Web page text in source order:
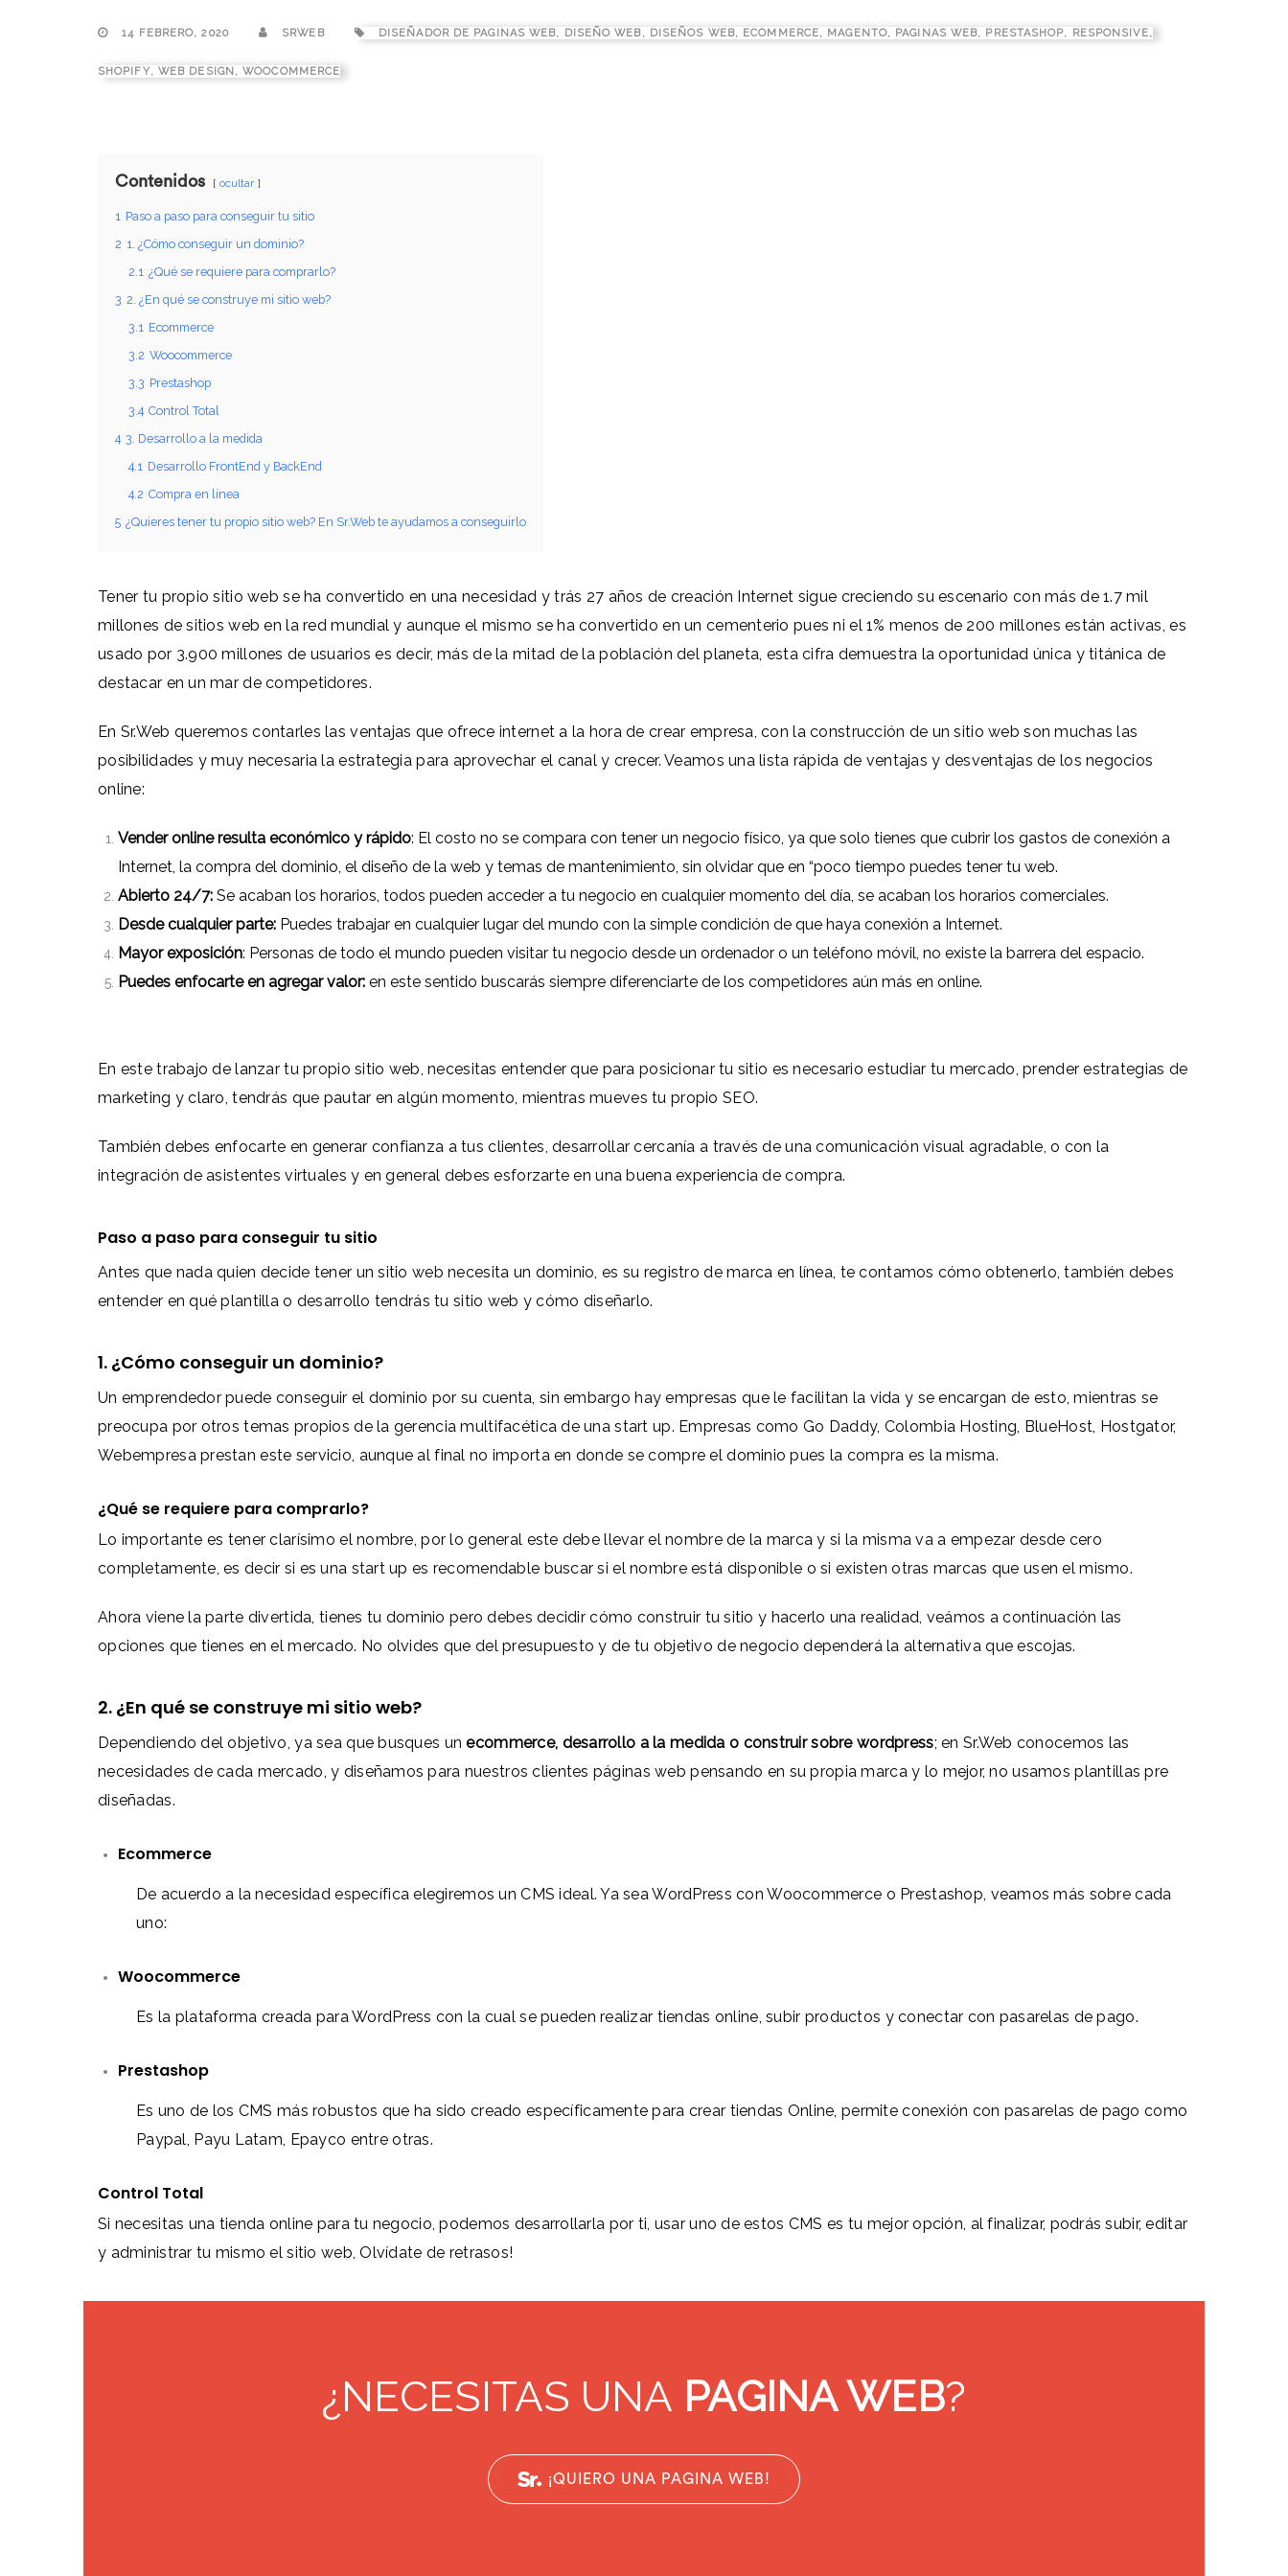
14 FEBRERO, 2020 SRWEB DISEÑADOR DE PAGINAS WEB, DISEÑO WEB, DISEÑOS WEB, ECOMMERCE, MAGENTO, PAGINAS WEB, PRESTASHOP, RESPONSIVE,
SHOPIFY, WEB DESIGN ,WOOCOMMERCE
Contenidos ocultar
1 Paso a paso para conseguir tu sitio
2 1. ¿Cómo conseguir un dominio?
2.1 ¿Qué se requiere para comprarlo?
3 2. ¿En qué se construye mi sitio web?
3.1 Ecommerce
3.2 Woocommerce
3.3 Prestashop
3.4 Control Total
4 3. Desarrollo a la medida
4.1 Desarrollo FrontEnd y BackEnd
4.2 Compra en línea
5 ¿Quieres tener tu propio sitio web? En Sr.Web te ayudamos a conseguirlo
Tener tu propio sitio web se ha convertido en una necesidad y trás 27 años de creación Internet sigue creciendo su escenario con más de 1.7 mil
millones de sitios web en la red mundial y aunque el mismo se ha convertido en un cementerio pues ni el 1% menos de 200 millones están activas,es
usado por 3.900 millones de usuarios es decir, más de la mitad de la población del planeta, esta cifra demuestra la oportunidad única y titánica de
destacar en un mar de competidores.
En Sr.Web queremos contarles las ventajas que ofrece internet a la hora de crear empresa, con la construcción de un sitio web son muchas las
posibilidades y muy necesaria la estrategia para aprovechar el canal y crecer. Veamos una lista rápida de ventajas y desventajas de los negocios
online:
Vender online resulta económico y rápido: El costo no se compara con tener un negocio físico, ya que solo tienes que cubrir los gastos de conexión a
Internet, la compra del dominio, el diseño de la web y temas de mantenimiento, sin olvidar que en “poco tiempo puedes tener tu web.
Abierto 24/7: Se acaban los horarios, todos pueden acceder a tu negocio en cualquier momento del día, se acaban los horarios comerciales.
Desde cualquier parte: Puedes trabajar en cualquier lugar del mundo con la simple condición de que haya conexión a Internet.
Mayor exposición: Personas de todo el mundo pueden visitar tu negocio desde un ordenador o un teléfono móvil, no existe la barrera del espacio.
Puedes enfocarte en agregar valor: en este sentido buscarás siempre diferenciarte de los competidores aún más en online.
En este trabajo de lanzar tu propio sitio web, necesitas entender que para posicionar tu sitio es necesario estudiar tu mercado, prender estrategias de
marketing y claro, tendrás que pautar en algún momento, mientras mueves tu propio SEO.
También debes enfocarte en generar confianza a tus clientes, desarrollar cercanía a través de una comunicación visual agradable, o con la
integración de asistentes virtuales y en general debes esforzarte en una buena experiencia de compra.
Paso a paso para conseguir tu sitio
Antes que nada quien decide tener un sitio web necesita un dominio, es su registro de marca en línea, te contamos cómo obtenerlo, también debes
entender en qué plantilla o desarrollo tendrás tu sitio web y cómo diseñarlo.
1. ¿Cómo conseguir un dominio?
Un emprendedor puede conseguir el dominio por su cuenta, sin embargo hay empresas que le facilitan la vida y se encargan de esto, mientras se
preocupa por otros temas propios de la gerencia multifacética de una start up. Empresas como Go Daddy, Colombia Hosting, BlueHost, Hostgator,
Webempresa prestan este servicio, aunque al final no importa en donde se compre el dominio pues la compra es la misma.
¿Qué se requiere para comprarlo?
Lo importante es tener clarísimo el nombre, por lo general este debe llevar el nombre de la marca y si la misma va a empezar desde cero
completamente, es decir si es una start up es recomendable buscar si el nombre está disponible o si existen otras marcas que usen el mismo.
Ahora viene la parte divertida, tienes tu dominio pero debes decidir cómo construir tu sitio y hacerlo una realidad, veámos a continuación las
opciones que tienes en el mercado. No olvides que del presupuesto y de tu objetivo de negocio dependerá la alternativa que escojas.
2. ¿En qué se construye mi sitio web?
Dependiendo del objetivo, ya sea que busques un ecommerce, desarrollo a la medida o construir sobre wordpress; en Sr.Web conocemos las
necesidades de cada mercado, y diseñamos para nuestros clientes páginas web pensando en su propia marca y lo mejor, no usamos plantillas pre
diseñadas.
Ecommerce
De acuerdo a la necesidad específica elegiremos un CMS ideal. Ya sea WordPress con Woocommerce o Prestashop, veamos más sobre cada
uno:
Woocommerce
Es la plataforma creada para WordPress con la cual se pueden realizar tiendas online, subir productos y conectar con pasarelas de pago.
Prestashop
Es uno de los CMS más robustos que ha sido creado específicamente para crear tiendas Online, permite conexión con pasarelas de pago como
Paypal, Payu Latam, Epayco entre otras.
Control Total
Si necesitas una tienda online para tu negocio, podemos desarrollarla por ti, usar uno de estos CMS es tu mejor opción, al finalizar, podrás subir, editar
y administrar tu mismo el sitio web, Olvídate de retrasos!
¿NECESITAS UNA PAGINA WEB?
¡QUIERO UNA PAGINA WEB!